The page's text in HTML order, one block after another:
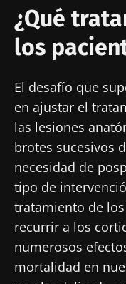
¿Qué
los
El desafío que
en ajustar el
las lesiones
brotes sucesivos
necesidad de
tipo de
tratamiento de
recurrir a los
numerosos
mortalidad en